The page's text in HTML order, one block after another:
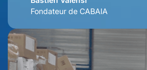
Fondateur de CABAIA